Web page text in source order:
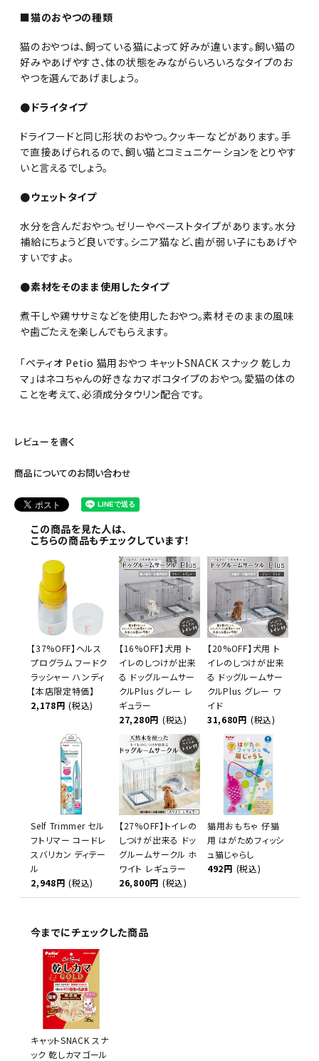
■猫のおやつの種類
猫のおやつは、飼っている猫によって好みが違います。飼い猫の
好みやあげやすさ、体の状態をみながらいろいろなタイプのお
やつを選んであげましょう。
●ドライタイプ
ドライフードと同じ形状のおやつ。クッキーなどがあります。手
で直接あげられるので、飼い猫とコミュニケーションをとりやす
いと言えるでしょう。
●ウェットタイプ
水分を含んだおやつ。ゼリーやペーストタイプがあります。水分
補給にちょうど良いです。シニア猫など、歯が弱い子にもあげや
すいですよ。
●素材をそのまま使用したタイプ
煮干しや鶏ササミなどを使用したおやつ。素材そのままの風味
や歯ごたえを楽しんでもらえます。
「ペティオ Petio 猫用おやつ キャットSNACK スナック 乾しカ
マ」はネコちゃんの好きなカマボコタイプのおやつ。愛猫の体の
ことを考えて、必須成分タウリン配合です。
レビューを書く
商品についてのお問い合わせ
この商品を見た人は、
こちらの商品もチェックしています！
【37%OFF】ヘルス
プログラム フードク
ラッシャー ハンディ
【本店限定特価】
2,178円 (税込)
【16%OFF】犬用 ト
イレのしつけが出来
る ドッグルームサー
クルPlus グレー レ
ギュラー
27,280円 (税込)
【20%OFF】犬用 ト
イレのしつけが出来
る ドッグルームサー
クルPlus グレー ワ
イド
31,680円 (税込)
Self Trimmer セル
フトリマー コードレ
スバリカン ディテー
ル
2,948円 (税込)
【27%OFF】トイレの
しつけが出来る ドッ
グルームサークル ホ
ワイト レギュラー
26,800円 (税込)
猫用おもちゃ 仔猫
用 はがためフィッシ
ュ猫じゃらし
492円 (税込)
今までにチェックした商品
キャットSNACK スナ
ック 乾しカマゴール